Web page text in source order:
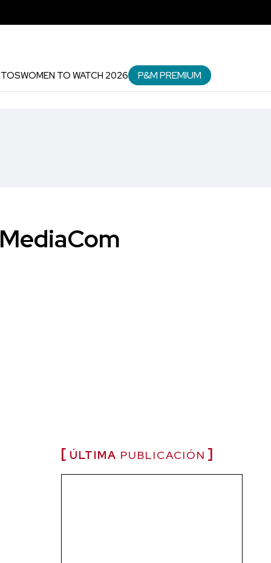
WOMEN TO WATCH 2026 P&M PREMIUM
ÚLTIMA PUBLICACIÓN